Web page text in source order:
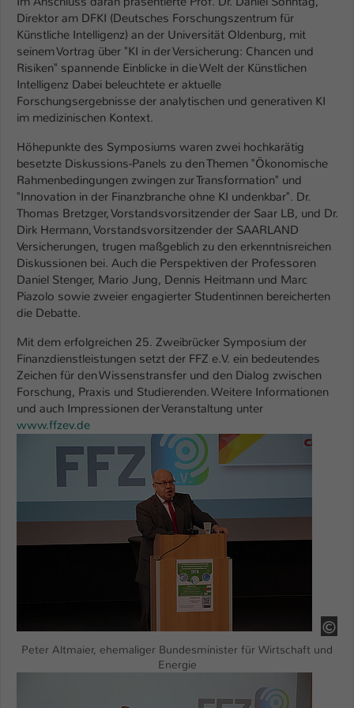
Peter Altmaier, ehemaliger Bundesminister für Wirtschaft und
Energie
Direktor am DFKI (Deutsches Forschungszentrum für
Künstliche Intelligenz) an der Universität Oldenburg, mit
seinem Vortrag über "KI in der Versicherung: Chancen und
Risiken" spannende Einblicke in die Welt der Künstlichen
Intelligenz Dabei beleuchtete er aktuelle
Forschungsergebnisse der analytischen und generativen KI
im medizinischen Kontext.
Höhepunkte des Symposiums waren zwei hochkarätig
besetzte Diskussions-Panels zu den Themen "Ökonomische
Rahmenbedingungen zwingen zur Transformation" und
"Innovation in der Finanzbranche ohne KI undenkbar". Dr.
Thomas Bretzger, Vorstandsvorsitzender der Saar LB, und Dr.
Dirk Hermann, Vorstandsvorsitzender der SAARLAND
Versicherungen, trugen maßgeblich zu den erkenntnisreichen
Diskussionen bei. Auch die Perspektiven der Professoren
Daniel Stenger, Mario Jung, Dennis Heitmann und Marc
Piazolo sowie zweier engagierter Studentinnen bereicherten
die Debatte.
Mit dem erfolgreichen 25. Zweibrücker Symposium der
Finanzdienstleistungen setzt der FFZ e.V. ein bedeutendes
Zeichen für den Wissenstransfer und den Dialog zwischen
Forschung, Praxis und Studierenden. Weitere Informationen
und auch Impressionen der Veranstaltung unter
www.ffzev.de
Zweck
Einstellungen. Unter anderem eine zufällig
generierte ID, für die historische
Speicherung Ihrer vorgenommen
Einstellungen, falls der Webseiten-
Betreiber dies eingestellt hat.
Name fe_typo_user / PHPSESSID
Anbieter TYPO3
Laufzeit 1 Woche
Zweck
Dieses Cookie ist ein Standard-Session-
Cookie von TYPO3. Es speichert im Fall
eines Intranet-Logins die Session-ID. So
kann der eingeloggte Benutzer
wiedererkannt werden und es wird ihm
Name be_typo_user
Anbieter TYPO3
Laufzeit 1 Tag
Dieser Cookie teilt der Webseite mit, ob
ein Besucher im Typo3-Backend
angemeldet ist und Rechte besitzt diese
zu verwalten.